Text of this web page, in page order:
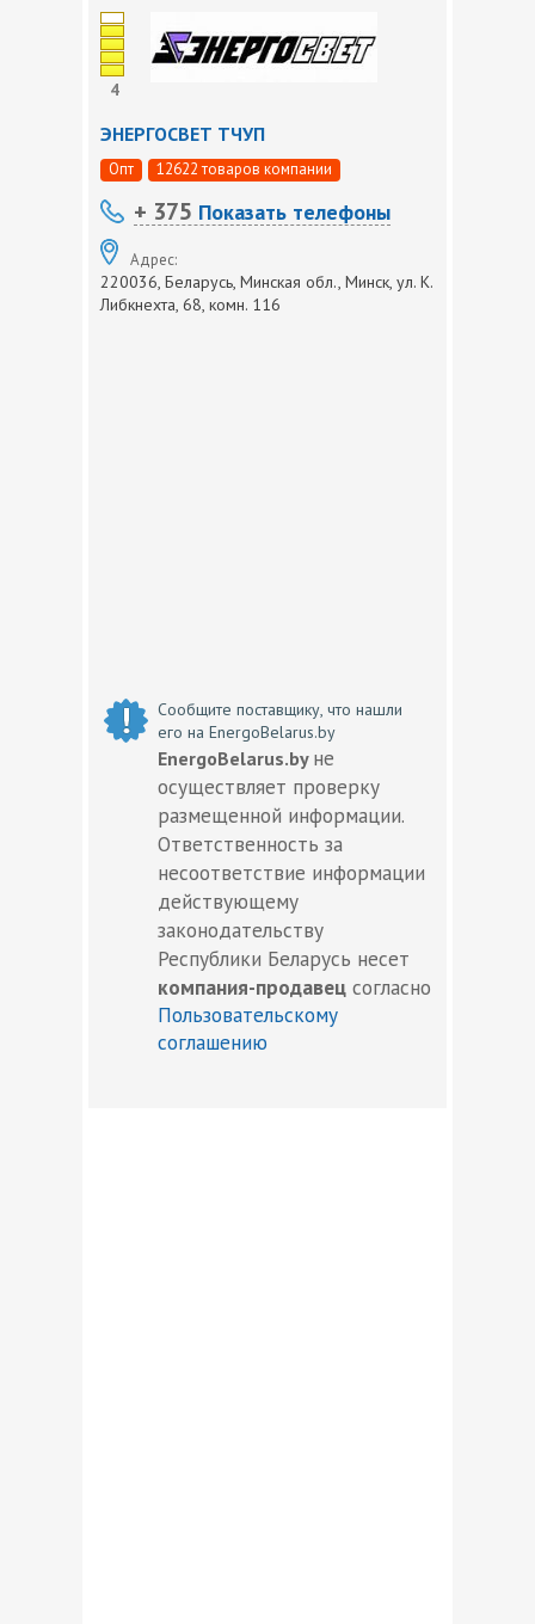
4
ЭНЕРГОСВЕТ ТЧУП
Опт 12622 товаров компании
+ 375 Показать телефоны
Адрес:
220036, Беларусь, Минская обл., Минск, ул. К.
Либкнехта, 68, комн. 116
Сообщите поставщику, что нашли
его на EnergoBelarus.by
EnergoBelarus.by не
осуществляет проверку
размещенной информации.
Ответственность за
несоответствие информации
действующему
законодательству
Республики Беларусь несет
компания-продавец согласно
Пользовательскому
соглашению